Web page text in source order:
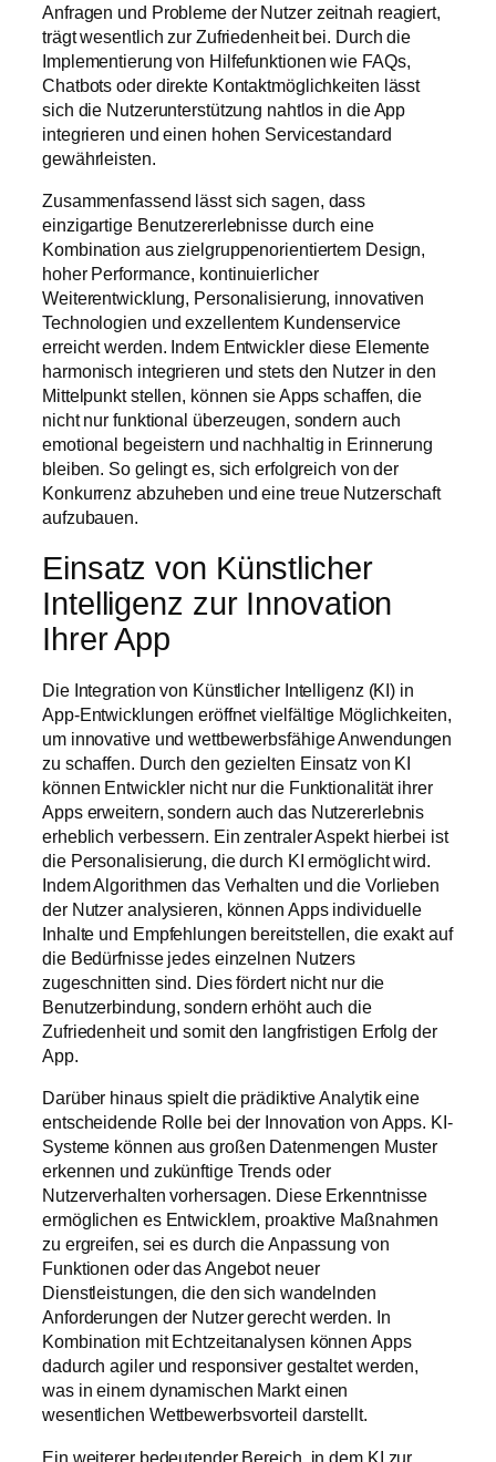
Anfragen und Probleme der Nutzer zeitnah reagiert,
trägt wesentlich zur Zufriedenheit bei. Durch die
Implementierung von Hilfefunktionen wie FAQs,
Chatbots oder direkte Kontaktmöglichkeiten lässt
sich die Nutzerunterstützung nahtlos in die App
integrieren und einen hohen Servicestandard
gewährleisten.
Zusammenfassend lässt sich sagen, dass
einzigartige Benutzererlebnisse durch eine
Kombination aus zielgruppenorientiertem Design,
hoher Performance, kontinuierlicher
Weiterentwicklung, Personalisierung, innovativen
Technologien und exzellentem Kundenservice
erreicht werden. Indem Entwickler diese Elemente
harmonisch integrieren und stets den Nutzer in den
Mittelpunkt stellen, können sie Apps schaffen, die
nicht nur funktional überzeugen, sondern auch
emotional begeistern und nachhaltig in Erinnerung
bleiben. So gelingt es, sich erfolgreich von der
Konkurrenz abzuheben und eine treue Nutzerschaft
aufzubauen.
Einsatz von Künstlicher
Intelligenz zur Innovation
Ihrer App
Die Integration von Künstlicher Intelligenz (KI) in
App-Entwicklungen eröffnet vielfältige Möglichkeiten,
um innovative und wettbewerbsfähige Anwendungen
zu schaffen. Durch den gezielten Einsatz von KI
können Entwickler nicht nur die Funktionalität ihrer
Apps erweitern, sondern auch das Nutzererlebnis
erheblich verbessern. Ein zentraler Aspekt hierbei ist
die Personalisierung, die durch KI ermöglicht wird.
Indem Algorithmen das Verhalten und die Vorlieben
der Nutzer analysieren, können Apps individuelle
Inhalte und Empfehlungen bereitstellen, die exakt auf
die Bedürfnisse jedes einzelnen Nutzers
zugeschnitten sind. Dies fördert nicht nur die
Benutzerbindung, sondern erhöht auch die
Zufriedenheit und somit den langfristigen Erfolg der
App.
Darüber hinaus spielt die prädiktive Analytik eine
entscheidende Rolle bei der Innovation von Apps. KI-
Systeme können aus großen Datenmengen Muster
erkennen und zukünftige Trends oder
Nutzerverhalten vorhersagen. Diese Erkenntnisse
ermöglichen es Entwicklern, proaktive Maßnahmen
zu ergreifen, sei es durch die Anpassung von
Funktionen oder das Angebot neuer
Dienstleistungen, die den sich wandelnden
Anforderungen der Nutzer gerecht werden. In
Kombination mit Echtzeitanalysen können Apps
dadurch agiler und responsiver gestaltet werden,
was in einem dynamischen Markt einen
wesentlichen Wettbewerbsvorteil darstellt.
Ein weiterer bedeutender Bereich, in dem KI zur